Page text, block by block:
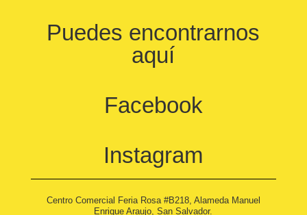
Puedes encontrarnos
aquí
Facebook
Instagram
Centro Comercial Feria Rosa #B218, Alameda Manuel
Enrique Araujo, San Salvador.